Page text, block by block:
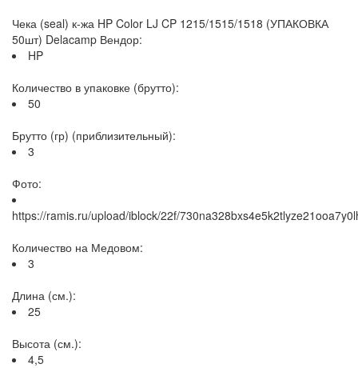
Чека (seal) к-жа HP Color LJ CP 1215/1515/1518 (УПАКОВКА
50шт) Delacamp Вендор:
HP
Количество в упаковке (брутто):
50
Брутто (гр) (приблизительный):
3
Фото:
https://ramis.ru/upload/iblock/22f/
Количество на Медовом:
3
Длина (см.):
25
Высота (см.):
4,5